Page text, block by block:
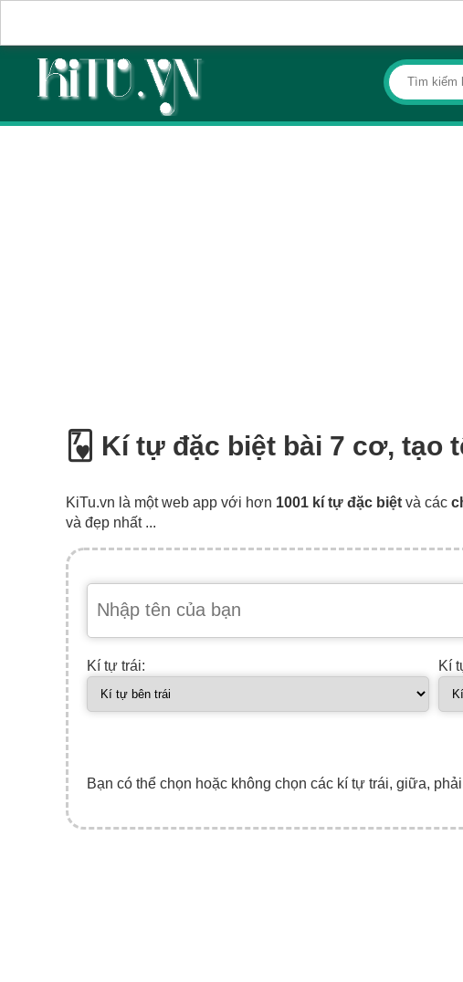
🂷 Kí tự đặc biệt bài 7 cơ, tạo
KiTu.vn là một web app với hơn 1001 kí tự đặc biệt và các
và đẹp nhất ...
Kí tự trái: Kí
Bạn có thể chọn hoặc không chọn các kí tự trái, giữa,